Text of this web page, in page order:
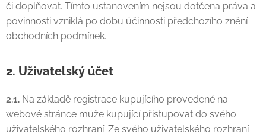
či doplňovat. Tímto ustanovením nejsou dotčena práva a
povinnosti vzniklá po dobu účinnosti předchozího znění
obchodních podmínek.
2. Uživatelský účet
2.1. Na základě registrace kupujícího provedené na
webové stránce může kupující přistupovat do svého
uživatelského rozhraní. Ze svého uživatelského rozhraní